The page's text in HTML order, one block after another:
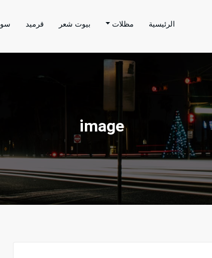
بتنفيذ اعمال المظلات والسواتر والهناجر
الرئيسية مظلات بيوت شعر قرميد
image